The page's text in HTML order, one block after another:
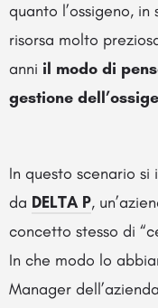
quanto l’ossigeno,
risorsa molto
anni il modo di
gestione
In questo scenario si
da DELTA P,
concetto stesso di
In che modo lo
Manager